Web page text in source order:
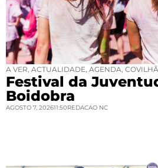
A VER, ACTUALIDADE, AGENDA, COVILHÃ
Festival da
Boidobra
AGOSTO 7, 202611:50REDACAO NC